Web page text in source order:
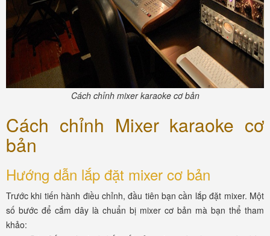
Cách chỉnh mixer karaoke cơ bản
Cách chỉnh Mixer karaoke cơ
bản
Hướng dẫn lắp đặt mixer cơ bản
Trước khi tiến hành điều chỉnh, đầu tiên bạn cần lắp đặt mixer. Một
số bước để cắm dây là chuẩn bị mixer cơ bản mà bạn thể tham
khảo: